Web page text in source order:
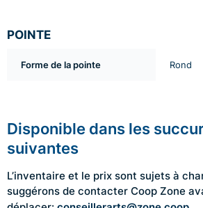
POINTE
Forme de la pointe Rond
Disponible dans les
suivantes
L’inventaire et le prix sont sujets à
suggérons de contacter Coop Zone